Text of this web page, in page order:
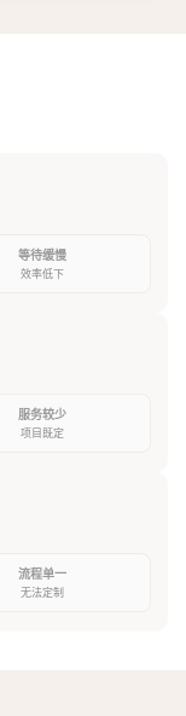
等待缓慢
效率低下
服务较少
项目既定
流程单一
无法定制